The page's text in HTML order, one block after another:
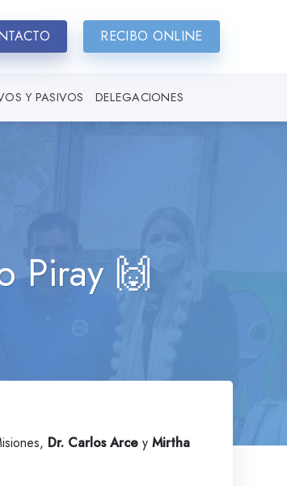
RECIBO ONLINE
Y PASIVOS DELEGACIONES
Piray 🙌
Dr. Carlos Arce y Mirtha